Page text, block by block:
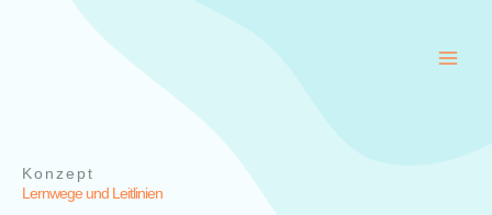
Konzept
Lernwege und Leitlinien